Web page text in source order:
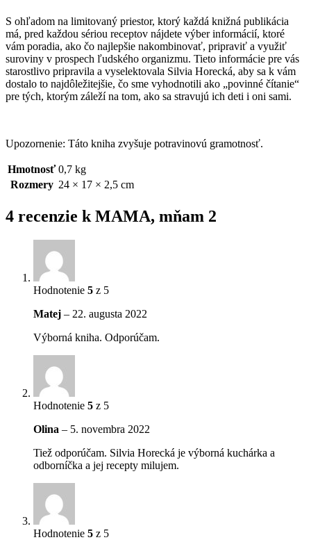
S ohľadom na limitovaný priestor, ktorý každá knižná publikácia
má, pred každou sériou receptov nájdete výber informácií, ktoré
vám poradia, ako čo najlepšie nakombinovať, pripraviť a využiť
suroviny v prospech ľudského organizmu. Tieto informácie pre vás
starostlivo pripravila a vyselektovala Silvia Horecká, aby sa k vám
dostalo to najdôležitejšie, čo sme vyhodnotili ako „povinné čítanie“
pre tých, ktorým záleží na tom, ako sa stravujú ich deti i oni sami.
Upozornenie: Táto kniha zvyšuje potravinovú gramotnosť.
Hmotnosť 0,7 kg
Rozmery 24 × 17 × 2,5 cm
4 recenzie k MAMA, mňam 2
Hodnotenie 5 z 5
Matej – 22. augusta 2022
Výborná kniha. Odporúčam.
Hodnotenie 5 z 5
Olina – 5. novembra 2022
Tiež odporúčam. Silvia Horecká je výborná kuchárka a
odborníčka a jej recepty milujem.
Hodnotenie 5 z 5